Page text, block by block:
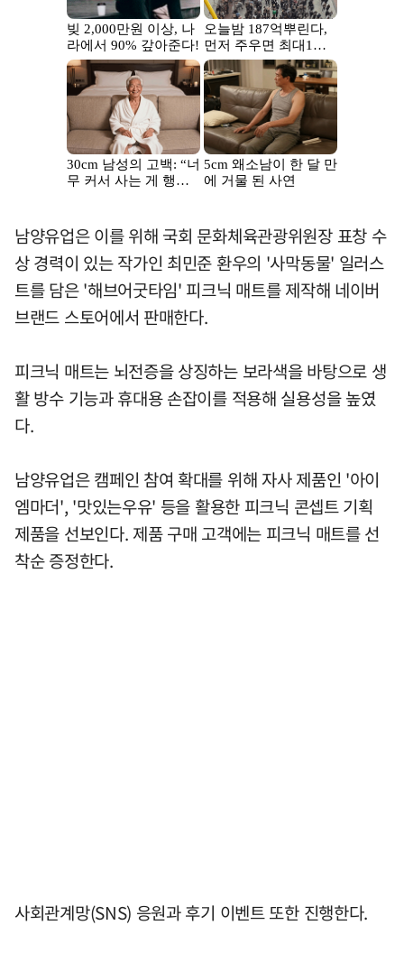
남양유업은 이를 위해 국회 문화체육관광위원장 표창 수
상 경력이 있는 작가인 최민준 환우의 '사막동물' 일러스
트를 담은 '해브어굿타임' 피크닉 매트를 제작해 네이버
브랜드 스토어에서 판매한다.
피크닉 매트는 뇌전증을 상징하는 보라색을 바탕으로 생
활 방수 기능과 휴대용 손잡이를 적용해 실용성을 높였
다.
남양유업은 캠페인 참여 확대를 위해 자사 제품인 '아이
엠마더', '맛있는우유' 등을 활용한 피크닉 콘셉트 기획
제품을 선보인다. 제품 구매 고객에는 피크닉 매트를 선
착순 증정한다.
사회관계망(SNS) 응원과 후기 이벤트 또한 진행한다.